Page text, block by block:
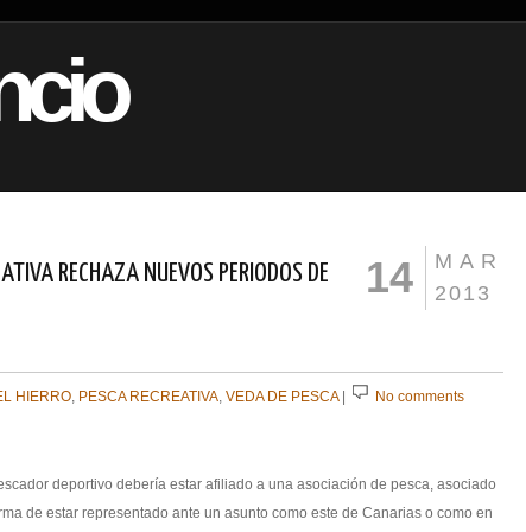
RECHAZA NUEVOS PERIODOS DE
MAR
2013
14
HIERRO, PESCA RECREATIVA, VEDA DE PESCA| No comments
deportivo debería estar afiliado a una asociación de pesca, asociado
de estar representado ante un asunto como este de Canarias o como en